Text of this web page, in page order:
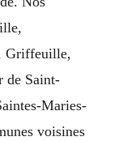
Griffeuille,
de Saint-
Maries-
voisines